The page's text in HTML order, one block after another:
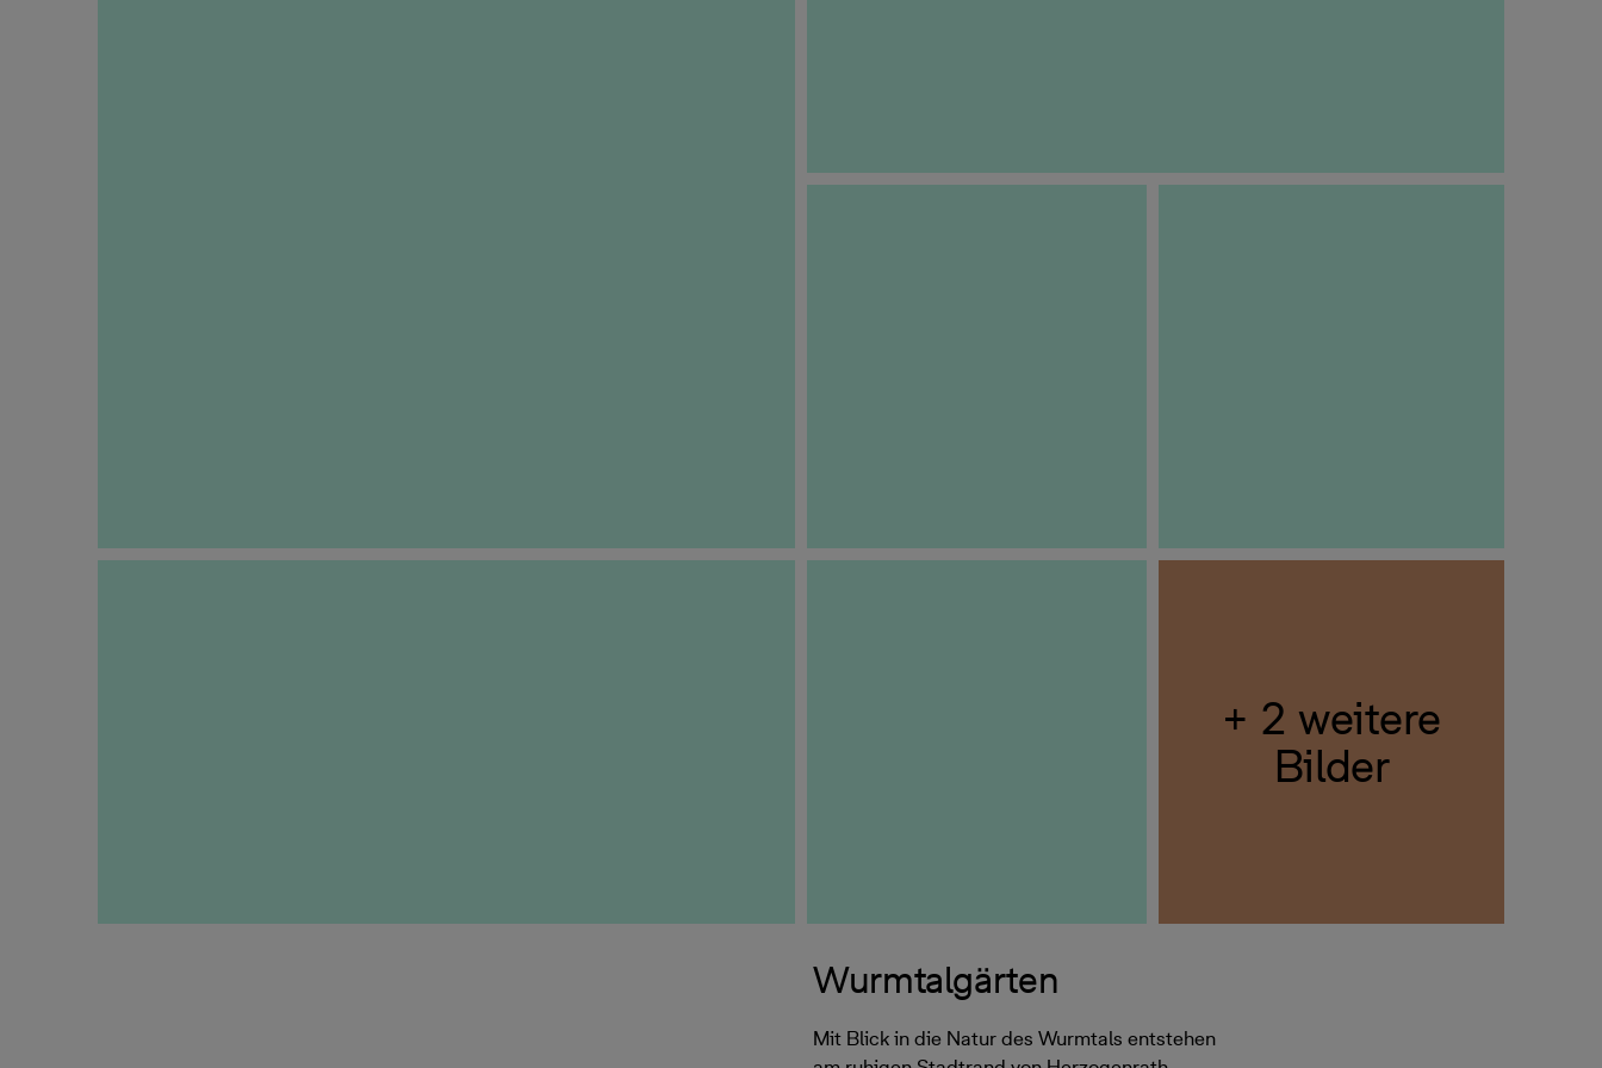
+ 2 weitere
Bilder
Wurmtalgärten
Mit Blick in die Natur des Wurmtals entstehen